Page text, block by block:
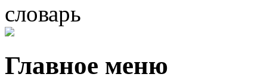
словарь
Главное меню